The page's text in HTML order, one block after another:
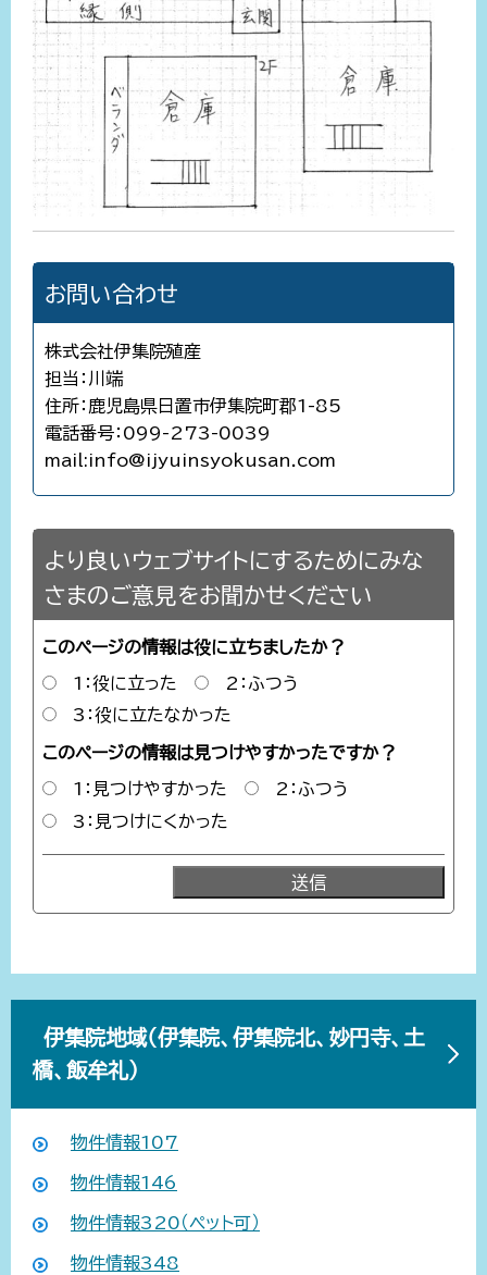
お問い合わせ
株式会社伊集院殖産
担当：川端
住所：鹿児島県日置市伊集院町郡1-85
電話番号：099-273-0039
mail:info@ijyuinsyokusan.com
より良いウェブサイトにするためにみな
さまのご意見をお聞かせください
このページの情報は役に立ちましたか？
1：役に立った
2：ふつう
3：役に立たなかった
このページの情報は見つけやすかったですか？
1：見つけやすかった
2：ふつう
3：見つけにくかった
伊集院地域（伊集院、伊集院北、妙円寺、土
橋、飯牟礼）
物件情報107
物件情報146
物件情報320（ペット可）
物件情報348